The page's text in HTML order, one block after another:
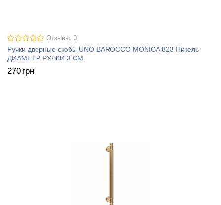
Отзывы: 0
Ручки дверные скобы UNO BAROCCO MONICA 823 Никель
ДИАМЕТР РУЧКИ 3 СМ.
270 грн